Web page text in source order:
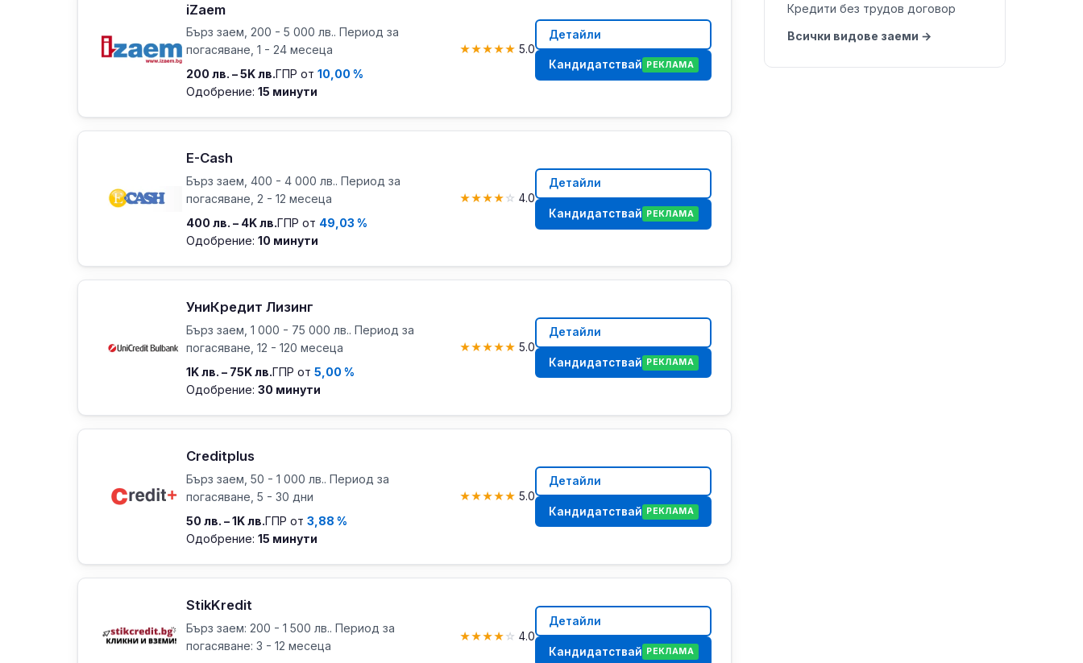
iZaem
Бърз заем, 200 - 5 000 лв.. Период за
погасяване, 1 - 24 месеца
200 лв. – 5K лв.ГПР от 10,00 %
Одобрение: 15 минути
★★★★★ 5.0
Детайли
Кандидатствай РЕКЛАМА
E-Cash
Бърз заем, 400 - 4 000 лв.. Период за
погасяване, 2 - 12 месеца
400 лв. – 4K лв.ГПР от 49,03 %
Одобрение: 10 минути
★★★★☆ 4.0
Детайли
Кандидатствай РЕКЛАМА
УниКредит Лизинг
Бърз заем, 1 000 - 75 000 лв.. Период за
погасяване, 12 - 120 месеца
1K лв. – 75K лв.ГПР от 5,00 %
Одобрение: 30 минути
★★★★★ 5.0
Детайли
Кандидатствай РЕКЛАМА
Creditplus
Бърз заем, 50 - 1 000 лв.. Период за
погасяване, 5 - 30 дни
50 лв. – 1K лв.ГПР от 3,88 %
Одобрение: 15 минути
★★★★★ 5.0
Детайли
Кандидатствай РЕКЛАМА
StikKredit
Бърз заем: 200 - 1 500 лв.. Период за
погасяване: 3 - 12 месеца
★★★★☆ 4.0
Детайли
Кандидатствай РЕКЛАМА
Кредити без трудов договор
Всички видове заеми →